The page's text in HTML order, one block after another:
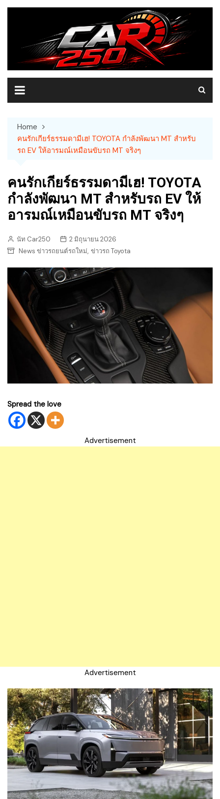
Skip
Home
คนรักเกียร์ธรรมดามีเฮ! TOYOTA กำลังพัฒนา MT สำหรับ
รถ EV ให้อารมณ์เหมือนขับรถ MT จริงๆ
คนรักเกียร์ธรรมดามีเฮ! TOYOTA
กำลังพัฒนา MT สำหรับรถ EV ให้
อารมณ์เหมือนขับรถ MT จริงๆ
นัท Car250
2 มิถุนายน 2026
News ข่าวรถยนต์รถใหม่, ข่าวรถ Toyota
Spread the love
Advertisement
Advertisement